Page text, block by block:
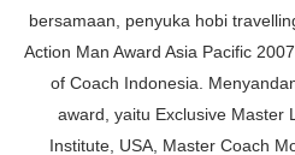
bersamaan, penyuka hobi
Action Man Award Asia Pacific
of Coach Indonesia.
award, yaitu Exclusive Master
Institute, USA, Master Coach